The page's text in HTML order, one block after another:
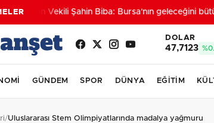
Başkan Vekili Şahin Biba: Bursa'nın geleceğini
DOLAR
47,7123
GÜNDEM SPOR DÜNYA EĞİTİM
/Uluslararası Stem Olimpiyatlarında madalya yağmuru